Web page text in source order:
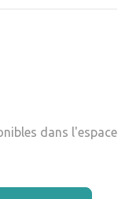
dans l'espace